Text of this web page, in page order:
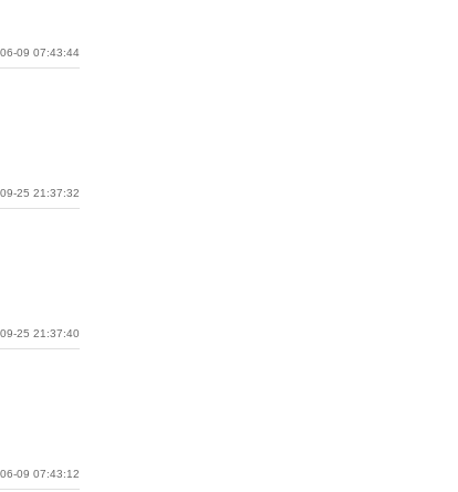
09 07:43:44
25 21:37:32
25 21:37:40
09 07:43:12